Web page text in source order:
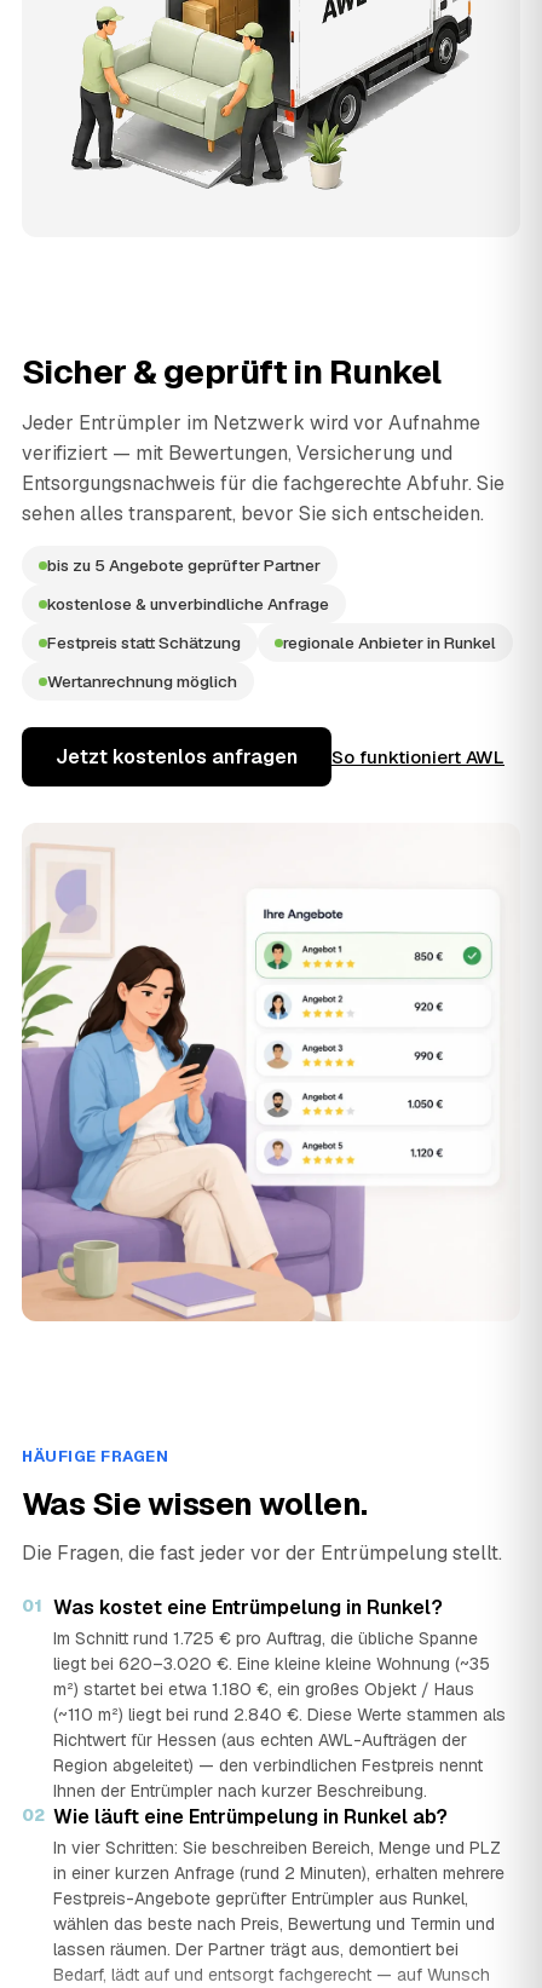
Sicher & geprüft in Runkel
Jeder Entrümpler im Netzwerk wird vor Aufnahme
verifiziert — mit Bewertungen, Versicherung und
Entsorgungsnachweis für die fachgerechte Abfuhr. Sie
sehen alles transparent, bevor Sie sich entscheiden.
bis zu 5 Angebote geprüfter Partner
kostenlose & unverbindliche Anfrage
Festpreis statt Schätzung
regionale Anbieter in Runkel
Wertanrechnung möglich
Jetzt kostenlos anfragen So funktioniert AWL
HÄUFIGE FRAGEN
Was Sie wissen wollen.
Die Fragen, die fast jeder vor der Entrümpelung stellt.
01 Was kostet eine Entrümpelung in Runkel?
Im Schnitt rund 1.725 € pro Auftrag, die übliche Spanne
liegt bei 620–3.020 €. Eine kleine kleine Wohnung (~35
m²) startet bei etwa 1.180 €, ein großes Objekt / Haus
(~110 m²) liegt bei rund 2.840 €. Diese Werte stammen als
Richtwert für Hessen (aus echten AWL-Aufträgen der
Region abgeleitet) — den verbindlichen Festpreis nennt
Ihnen der Entrümpler nach kurzer Beschreibung.
02 Wie läuft eine Entrümpelung in Runkel ab?
In vier Schritten: Sie beschreiben Bereich, Menge und PLZ
in einer kurzen Anfrage (rund 2 Minuten), erhalten mehrere
Festpreis-Angebote geprüfter Entrümpler aus Runkel,
wählen das beste nach Preis, Bewertung und Termin und
lassen räumen. Der Partner trägt aus, demontiert bei
Bedarf, lädt auf und entsorgt fachgerecht — auf Wunsch